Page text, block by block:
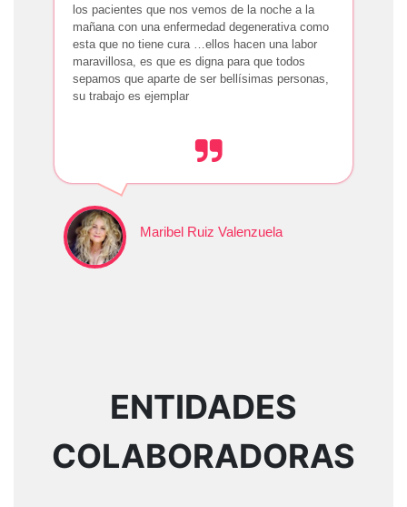
los pacientes que nos vemos de la noche a la
mañana con una enfermedad degenerativa como
esta que no tiene cura …ellos hacen una labor
maravillosa, es que es digna para que todos
sepamos que aparte de ser bellísimas personas,
su trabajo es ejemplar
Maribel Ruiz Valenzuela
ENTIDADES
COLABORADORAS